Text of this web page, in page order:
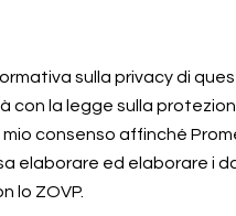
sulla privacy di
con la legge sulla
mio consenso affinché
elaborare ed elaborare i
lo ZOVP.